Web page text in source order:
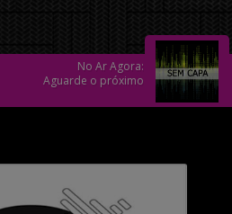
No Ar Agora:
Aguarde o próximo